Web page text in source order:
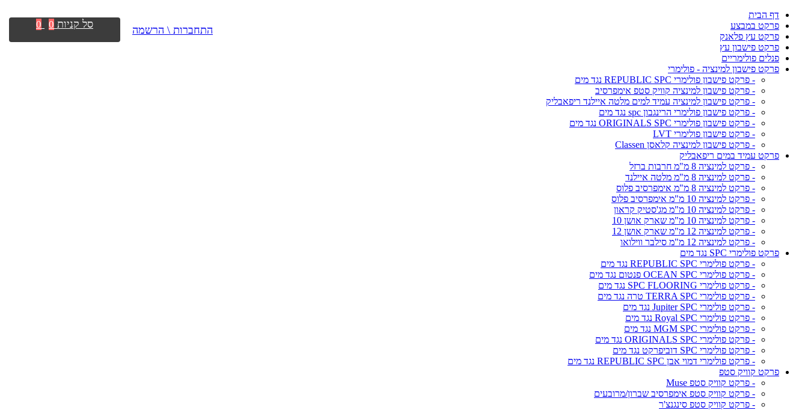
דף הבית
פרקט במבצע
פרקט עץ פלאנק
פרקט פישבון עץ
פנלים פולימריים
פרקט פישבון למינציה - פולימרי
- פרקט פישבון פולימרי REPUBLIC SPC נגד מים
- פרקט פישבון למינציה קוויק סטפ אימפרסיב
- פרקט פישבון למינציה עמיד למים מלטה איילנד ריפאבליק
- פרקט פישבון פולימרי הרינגבון spc נגד מים
- פרקט פישבון פולימרי ORIGINALS SPC נגד מים
- פרקט פישבון פולימרי LVT
- פרקט פישבון למינציה קלאסן Classen
פרקט עמיד במים ריפאבליק
- פרקט למינציה 8 מ"מ חרבות ברזל
- פרקט למינציה 8 מ"מ מלטה איילנד
- פרקט למינציה 8 מ"מ אימפרסיב פלוס
- פרקט למינציה 10 מ"מ אימפרסיב פלוס
- פרקט למינציה 10 מ"מ מג'סטיק קראון
- פרקט למינציה 10 מ"מ שארק אושן 10
- פרקט למינציה 12 מ"מ שארק אושן 12
- פרקט למינציה 12 מ"מ סילבר ווילואו
פרקט פולימרי SPC נגד מים
- פרקט פולימרי REPUBLIC SPC נגד מים
- פרקט פולימרי OCEAN SPC פנטום נגד מים
- פרקט פולימרי SPC FLOORING נגד מים
- פרקט פולימרי TERRA SPC טרה נגד מים
- פרקט פולימרי Jupiter SPC נגד מים
- פרקט פולימרי Royal SPC נגד מים
- פרקט פולימרי MGM SPC נגד מים
- פרקט פולימרי ORIGINALS SPC נגד מים
- פרקט פולימרי SPC דוביפרקט נגד מים
- פרקט פולימרי דמוי אבן REPUBLIC SPC נגד מים
פרקט קוויק סטפ
- פרקט קוויק סטפ Muse
- פרקט קוויק סטפ אימפרסיב שברון/מרובעים
- פרקט קוויק סטפ סינגנצ'ר
התחברות \ הרשמה סל קניות 0
0